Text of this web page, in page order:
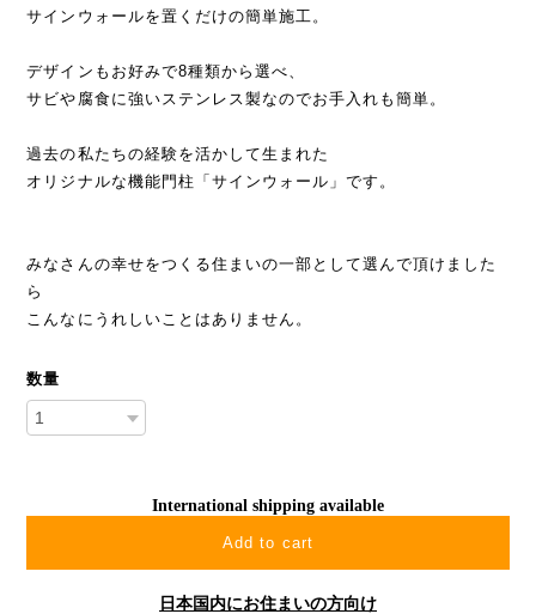
サインウォールを置くだけの簡単施工。
デザインもお好みで8種類から選べ、
サビや腐食に強いステンレス製なのでお手入れも簡単。
過去の私たちの経験を活かして生まれた
オリジナルな機能門柱「サインウォール」です。
みなさんの幸せをつくる住まいの一部として選んで頂けました
ら
こんなにうれしいことはありません。
数量
International shipping available
Add to cart
日本国内にお住まいの方向け